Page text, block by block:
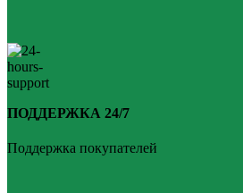
ПОДДЕРЖКА 24/7
Поддержка покупателей